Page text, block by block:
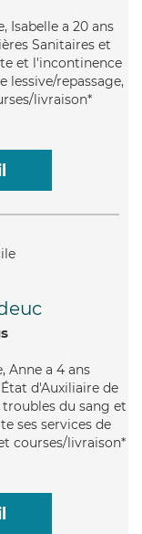
Isabelle a 20 ans
Sanitaires et
et l'incontinence
lessive/repassage,
livraison*
Anne a 4 ans
d'Auxiliaire de
troubles du sang et
ses services de
courses/livraison*